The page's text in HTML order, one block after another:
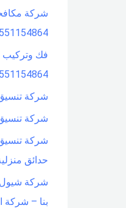
شركة
0551154864 اتصل بنا – شركة
فك وتركيب
0551154864 اتصل بنا – شركة
شركة
شركة
شركة
حدائق
بنا – شركة